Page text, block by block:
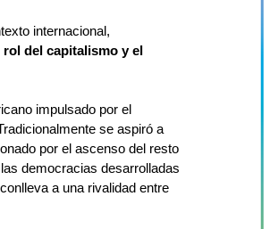
internacional,
del capitalismo y el
impulsado por el
se aspiró a
por el ascenso del resto
democracias desarrolladas
a una rivalidad entre